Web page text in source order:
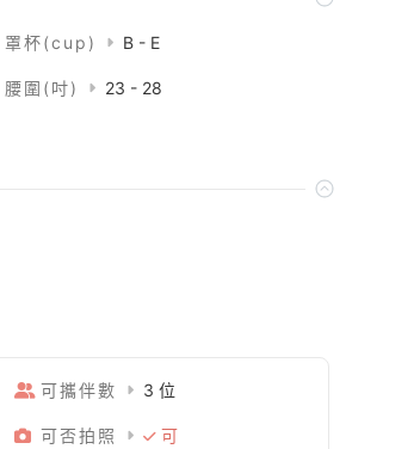
罩杯(cup) B - E
腰圍(吋) 23 - 28
可攜伴數 3 位
可否拍照 可